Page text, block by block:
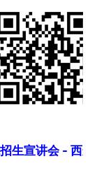
生宣讲会 - 西